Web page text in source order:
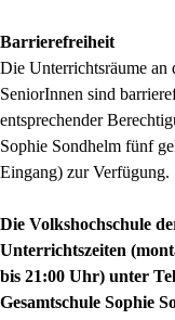
Barrierefreiheit
Die Unterrichtsräume an
SeniorInnen sind
entsprechender
Sophie Sondhelm fünf
Eingang) zur Verfügung.
Die Volkshochschule
Unterrichtszeiten
bis 21:00 Uhr) unter
Gesamtschule Sophie